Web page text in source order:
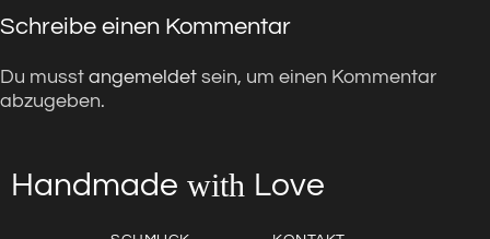
Schreibe einen Kommentar
Du musst angemeldet sein, um einen Kommentar
abzugeben.
Handmade with Love